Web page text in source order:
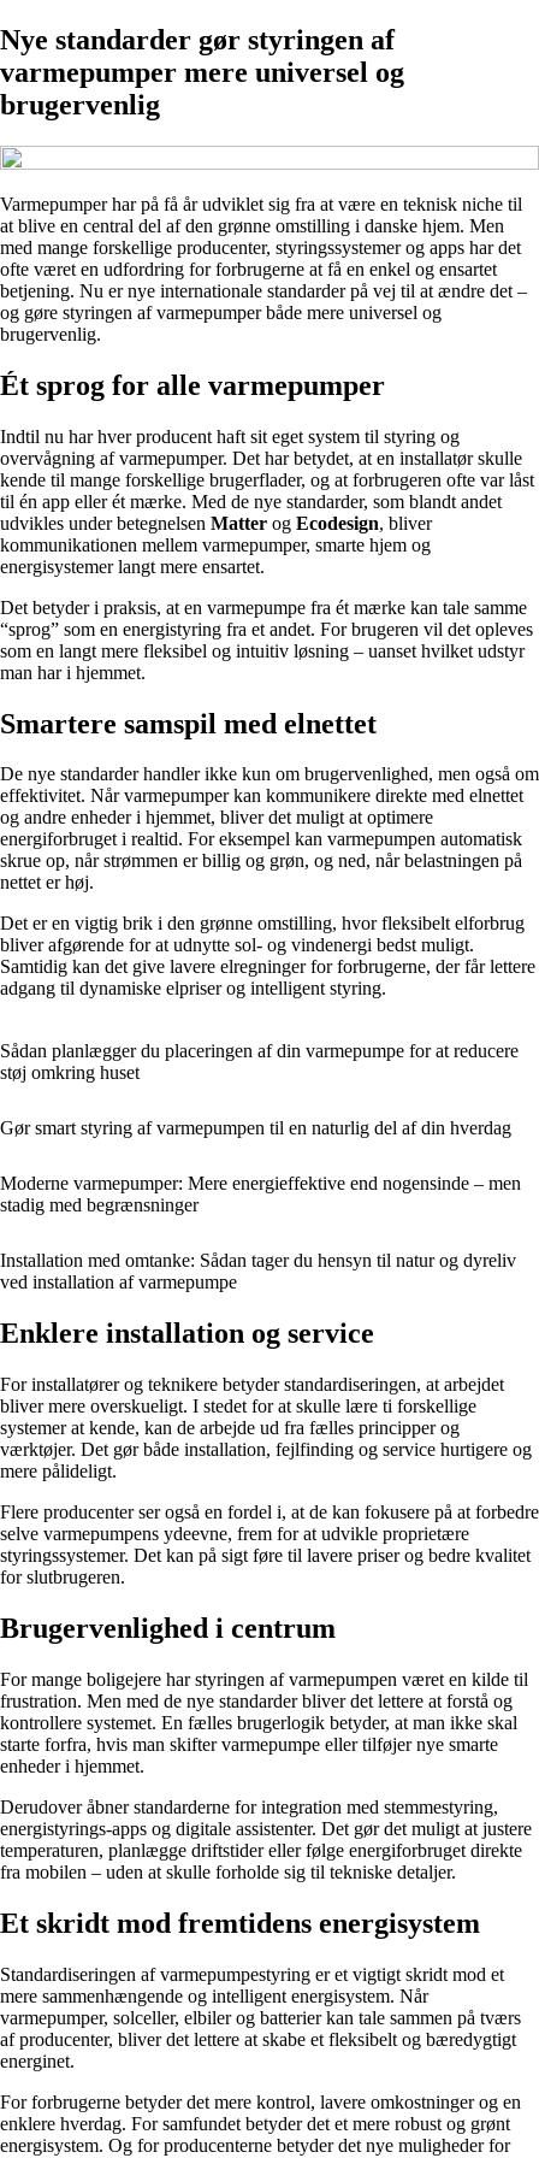
Nye standarder gør styringen af
varmepumper mere universel og
brugervenlig
Varmepumper har på få år udviklet sig fra at være en teknisk niche til
at blive en central del af den grønne omstilling i danske hjem. Men
med mange forskellige producenter, styringssystemer og apps har det
ofte været en udfordring for forbrugerne at få en enkel og ensartet
betjening. Nu er nye internationale standarder på vej til at ændre det –
og gøre styringen af varmepumper både mere universel og
brugervenlig.
Ét sprog for alle varmepumper
Indtil nu har hver producent haft sit eget system til styring og
overvågning af varmepumper. Det har betydet, at en installatør skulle
kende til mange forskellige brugerflader, og at forbrugeren ofte var låst
til én app eller ét mærke. Med de nye standarder, som blandt andet
udvikles under betegnelsen Matter og Ecodesign, bliver
kommunikationen mellem varmepumper, smarte hjem og
energisystemer langt mere ensartet.
Det betyder i praksis, at en varmepumpe fra ét mærke kan tale samme
“sprog” som en energistyring fra et andet. For brugeren vil det opleves
som en langt mere fleksibel og intuitiv løsning – uanset hvilket udstyr
man har i hjemmet.
Smartere samspil med elnettet
De nye standarder handler ikke kun om brugervenlighed, men også om
effektivitet. Når varmepumper kan kommunikere direkte med elnettet
og andre enheder i hjemmet, bliver det muligt at optimere
energiforbruget i realtid. For eksempel kan varmepumpen automatisk
skrue op, når strømmen er billig og grøn, og ned, når belastningen på
nettet er høj.
Det er en vigtig brik i den grønne omstilling, hvor fleksibelt elforbrug
bliver afgørende for at udnytte sol- og vindenergi bedst muligt.
Samtidig kan det give lavere elregninger for forbrugerne, der får lettere
adgang til dynamiske elpriser og intelligent styring.
Sådan planlægger du placeringen af din varmepumpe for at reducere
støj omkring huset
Gør smart styring af varmepumpen til en naturlig del af din hverdag
Moderne varmepumper: Mere energieffektive end nogensinde – men
stadig med begrænsninger
Installation med omtanke: Sådan tager du hensyn til natur og dyreliv
ved installation af varmepumpe
Enklere installation og service
For installatører og teknikere betyder standardiseringen, at arbejdet
bliver mere overskueligt. I stedet for at skulle lære ti forskellige
systemer at kende, kan de arbejde ud fra fælles principper og
værktøjer. Det gør både installation, fejlfinding og service hurtigere og
mere pålideligt.
Flere producenter ser også en fordel i, at de kan fokusere på at forbedre
selve varmepumpens ydeevne, frem for at udvikle proprietære
styringssystemer. Det kan på sigt føre til lavere priser og bedre kvalitet
for slutbrugeren.
Brugervenlighed i centrum
For mange boligejere har styringen af varmepumpen været en kilde til
frustration. Men med de nye standarder bliver det lettere at forstå og
kontrollere systemet. En fælles brugerlogik betyder, at man ikke skal
starte forfra, hvis man skifter varmepumpe eller tilføjer nye smarte
enheder i hjemmet.
Derudover åbner standarderne for integration med stemmestyring,
energistyrings-apps og digitale assistenter. Det gør det muligt at justere
temperaturen, planlægge driftstider eller følge energiforbruget direkte
fra mobilen – uden at skulle forholde sig til tekniske detaljer.
Et skridt mod fremtidens energisystem
Standardiseringen af varmepumpestyring er et vigtigt skridt mod et
mere sammenhængende og intelligent energisystem. Når
varmepumper, solceller, elbiler og batterier kan tale sammen på tværs
af producenter, bliver det lettere at skabe et fleksibelt og bæredygtigt
energinet.
For forbrugerne betyder det mere kontrol, lavere omkostninger og en
enklere hverdag. For samfundet betyder det et mere robust og grønt
energisystem. Og for producenterne betyder det nye muligheder for